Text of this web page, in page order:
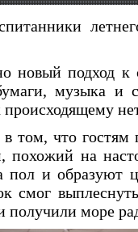
подход к
музыка и
том, что гостям
похожий на
пол и образуют
смог
получили море